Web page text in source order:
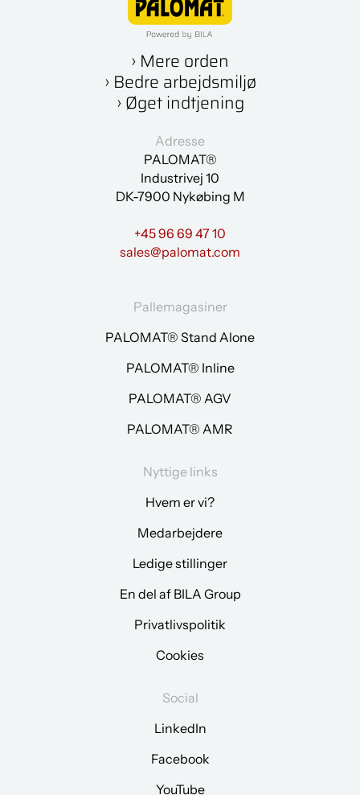
› Mere orden
› Bedre arbejdsmiljø
› Øget indtjening
Adresse
PALOMAT®
Industrivej 10
DK-7900 Nykøbing M
+45 96 69 47 10
sales@palomat.com
Pallemagasiner
PALOMAT® Stand Alone
PALOMAT® Inline
PALOMAT® AGV
PALOMAT® AMR
Nyttige links
Hvem er vi?
Medarbejdere
Ledige stillinger
En del af BILA Group
Privatlivspolitik
Cookies
Social
LinkedIn
Facebook
YouTube